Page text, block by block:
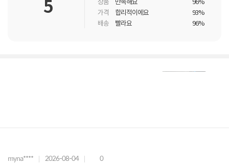
5 상품 만족해요
96%
가격
합리적이에요
93%
배송
빨라요 96%
myna**** 2026-08-04 0